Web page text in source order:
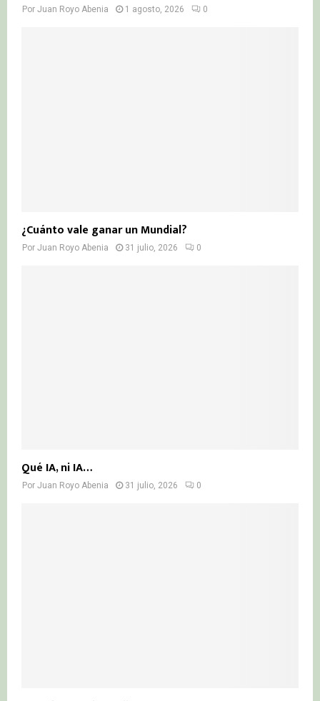
Por Juan Royo Abenia 1 agosto, 2026 0
¿Cuánto vale ganar un Mundial?
Por Juan Royo Abenia 31 julio, 2026 0
Qué IA, ni IA…
Por Juan Royo Abenia 31 julio, 2026 0